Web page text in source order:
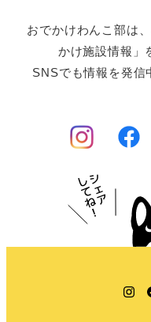
おでかけわんこ部は
かけ施設情報」
SNSでも情報を発信